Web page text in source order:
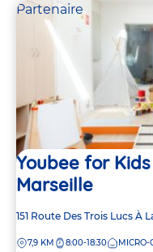
Partenaire
Youbee for
Marseille
Adresse
la
151 Route Des Trois Lucs À
DISTANCE
7,9 KM 8:00-18:30 MICRO-